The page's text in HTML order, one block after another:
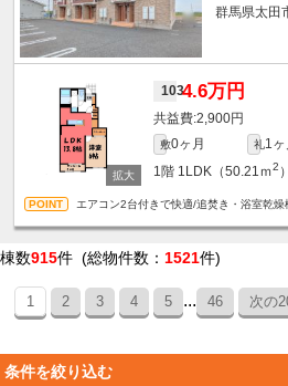
群馬県太田
1034.6万円
2,900円
敷0ヶ月 礼1ヶ
1階 1LDK（50.21ｍ2 ）
エアコン2台付きで快適/追焚き・浴室乾
棟数915件 (総物件数： 1521件)
1 2 3 4 5 ... 46 次の
条件を絞り込む